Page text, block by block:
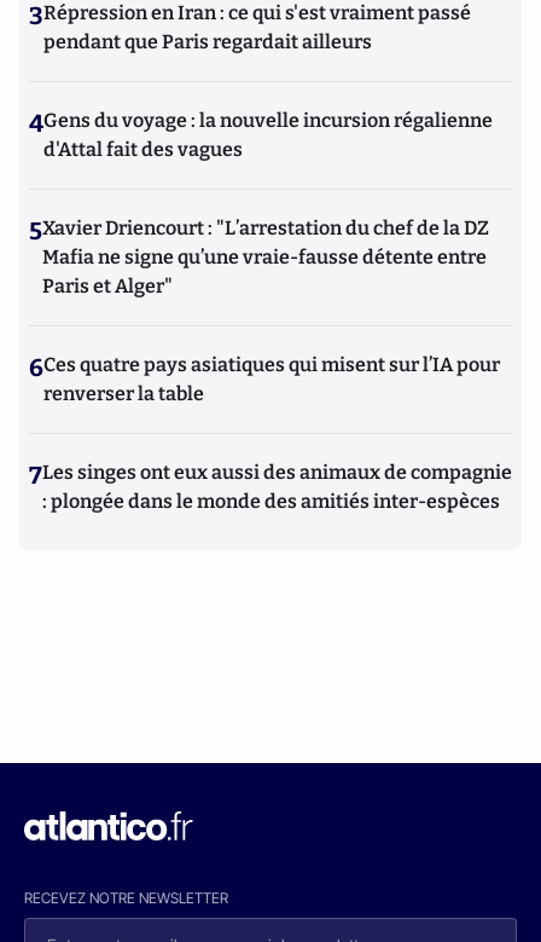
3Répression en Iran : ce qui s'est vraiment passé
pendant que Paris regardait ailleurs
4Gens du voyage : la nouvelle incursion régalienne
d'Attal fait des vagues
5Xavier Driencourt : "L’arrestation du chef de la DZ
Mafia ne signe qu’une vraie-fausse détente entre
Paris et Alger"
6Ces quatre pays asiatiques qui misent sur l’IA pour
renverser la table
7Les singes ont eux aussi des animaux de compagnie
: plongée dans le monde des amitiés inter-espèces
RECEVEZ NOTRE NEWSLETTER